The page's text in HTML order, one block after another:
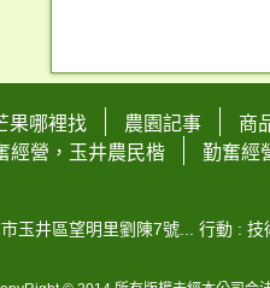
果哪裡找 農園記事
商
經營，玉井農民楷 勤奮經
玉井區望明里劉陳7號... 行動 :